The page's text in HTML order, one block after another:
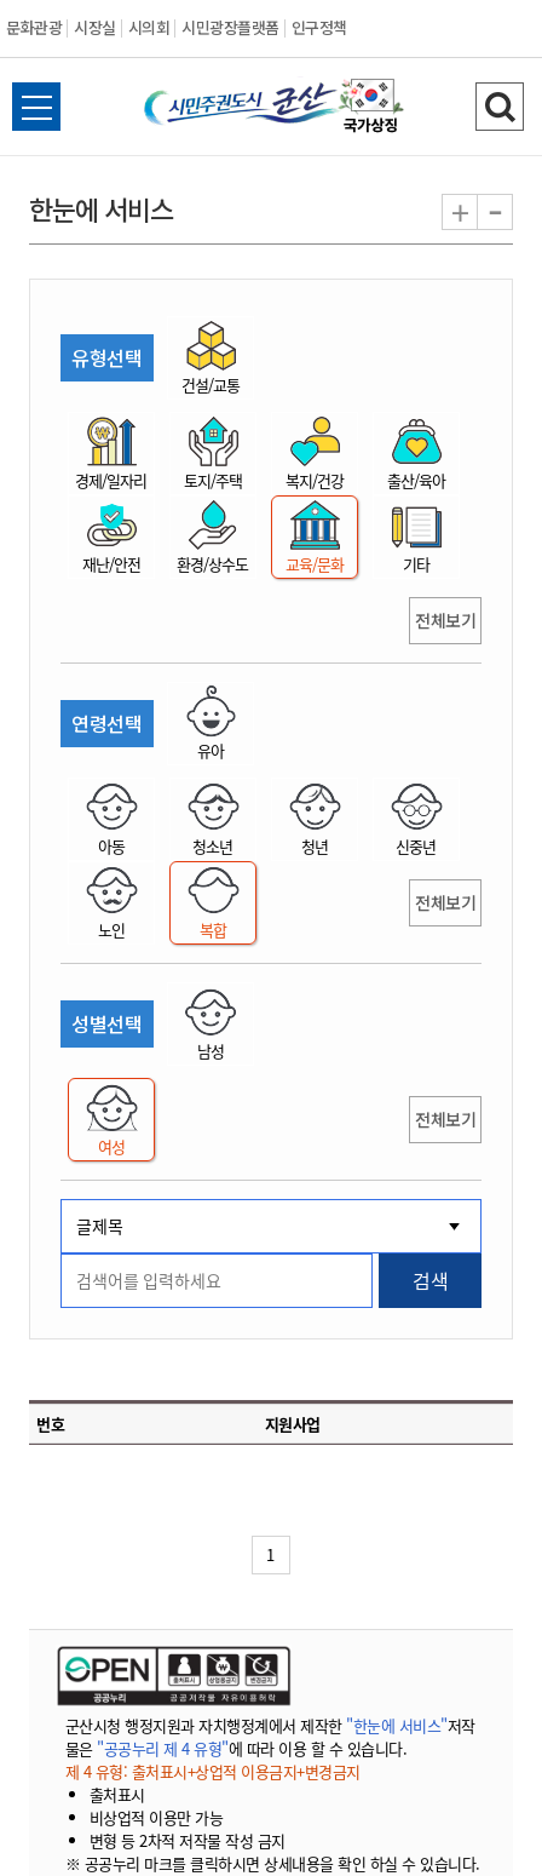
문화관광 시장실 시의회 시민광장플랫폼 인구정책
시
민
권
시
산
전
체
뉴
열
검
색
기
한눈에 서비스 + -
유형선택
건설/교통
경제/일자리 토지/주택 복지/건강 출산/육아
재난/안전 환경/상수도 교육/문화 기타
전체보기
연령선택
유아
아동 청소년 청년 신중년
노인 복합
전체보기
성별선택
남성
여성
전체보기
검색
번호 지원사업
1
군산시청 행정지원과 자치행정계에서 제작한 "한눈에 서비스"저작
물은 "공공누리 제 4 유형"에 따라 이용 할 수 있습니다.
제 4 유형: 출처표시+상업적 이용금지+변경금지
출처표시
비상업적 이용만 가능
변형 등 2차적 저작물 작성 금지
※ 공공누리 마크를 클릭하시면 상세내용을 확인 하실 수 있습니다.